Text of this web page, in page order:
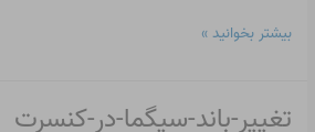
بیشتر بخوانید »
تغییر-باند-سیگما-در-کنسرت
تغییر-